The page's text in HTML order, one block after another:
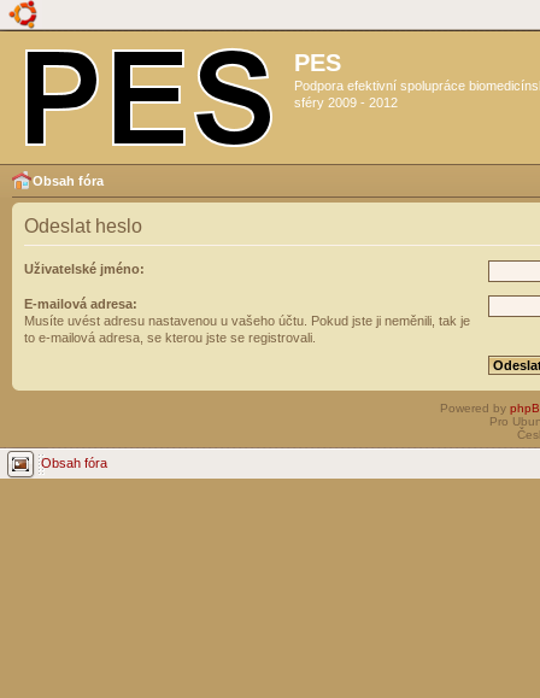
PES
Podpora efektivní spolupráce
sféry 2009 - 2012
Obsah fóra
Odeslat heslo
Uživatelské jméno:
E-mailová adresa:
Musíte uvést adresu nastavenou u vašeho účtu. Pokud jste ji neměnili, tak je
to e-mailová adresa, se kterou jste se registrovali.
Powered by
Pro
Obsah fóra